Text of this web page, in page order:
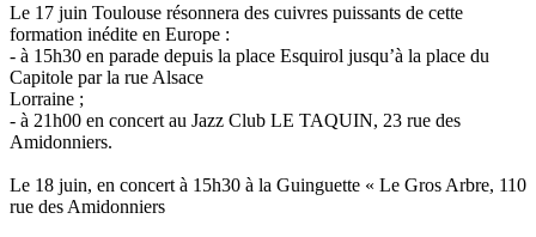
Le 17 juin Toulouse résonnera des cuivres puissants de cette
formation inédite en Europe :
- à 15h30 en parade depuis la place Esquirol jusqu’à la place du
Capitole par la rue Alsace
Lorraine ;
- à 21h00 en concert au Jazz Club LE TAQUIN, 23 rue des
Amidonniers.
Le 18 juin, en concert à 15h30 à la Guinguette « Le Gros Arbre, 110
rue des Amidonniers